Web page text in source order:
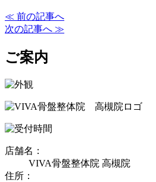
≪ 前の記事へ
次の記事へ ≫
ご案内
店舗名：
VIVA骨盤整体院 高槻院
住所：